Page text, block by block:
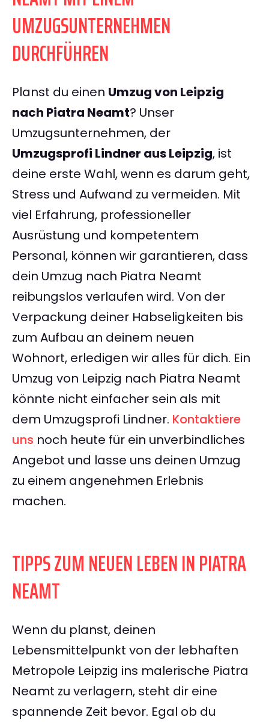
UMZUGSUNTERNEHMEN
DURCHFÜHREN
Planst du einen Umzug von Leipzig
nach Piatra Neamt? Unser
Umzugsunternehmen, der
Umzugsprofi Lindner aus Leipzig, ist
deine erste Wahl, wenn es darum geht,
Stress und Aufwand zu vermeiden. Mit
viel Erfahrung, professioneller
Ausrüstung und kompetentem
Personal, können wir garantieren, dass
dein Umzug nach Piatra Neamt
reibungslos verlaufen wird. Von der
Verpackung deiner Habseligkeiten bis
zum Aufbau an deinem neuen
Wohnort, erledigen wir alles für dich. Ein
Umzug von Leipzig nach Piatra Neamt
könnte nicht einfacher sein als mit
dem Umzugsprofi Lindner. Kontaktiere
uns noch heute für ein unverbindliches
Angebot und lasse uns deinen Umzug
zu einem angenehmen Erlebnis
machen.
TIPPS ZUM NEUEN LEBEN IN PIATRA
NEAMT
Wenn du planst, deinen
Lebensmittelpunkt von der lebhaften
Metropole Leipzig ins malerische Piatra
Neamt zu verlagern, steht dir eine
spannende Zeit bevor. Egal ob du